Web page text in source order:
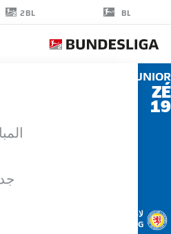
لاعب وسط
EINTRACHT BRAUNSCHWEIG